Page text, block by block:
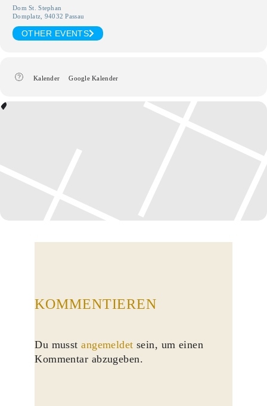
Dom St. Stephan
Domplatz, 94032 Passau
OTHER EVENTS
Kalender Google Kalender
KOMMENTIEREN
Du musstangemeldet sein, um einen
Kommentar abzugeben.